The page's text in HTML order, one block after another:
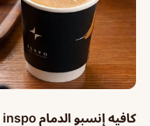
كافيه إنسبو الدمام inspo